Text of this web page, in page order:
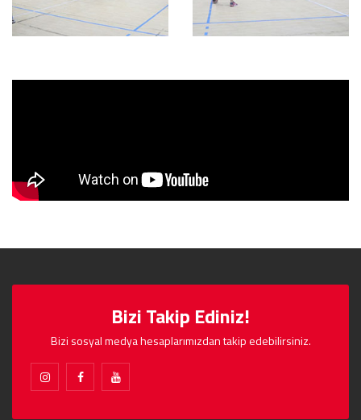
Bizi Takip Ediniz!
Bizi sosyal medya hesaplarımızdan takip edebilirsiniz.